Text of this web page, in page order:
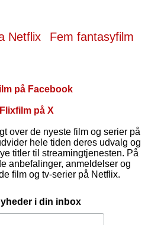
Fem fantasyfilm
på Facebook
på X
over de nyeste film og serier på
hele tiden deres udvalg og
titler til streamingtjenesten. På
anbefalinger, anmeldelser og
film og tv-serier på Netflix.
i din inbox